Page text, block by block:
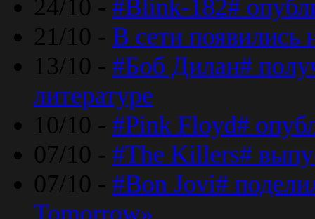
24/10 - #Blink-182#
21/10 - В сети появились
13/10 - #Боб Дилан#
литературе
10/10 - #Pink Floyd#
07/10 - #The Killers#
07/10 - #Bon Jovi#
Tomorrow»